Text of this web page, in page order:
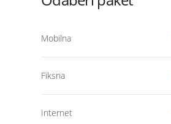
Mobilna
Fiksna
Internet